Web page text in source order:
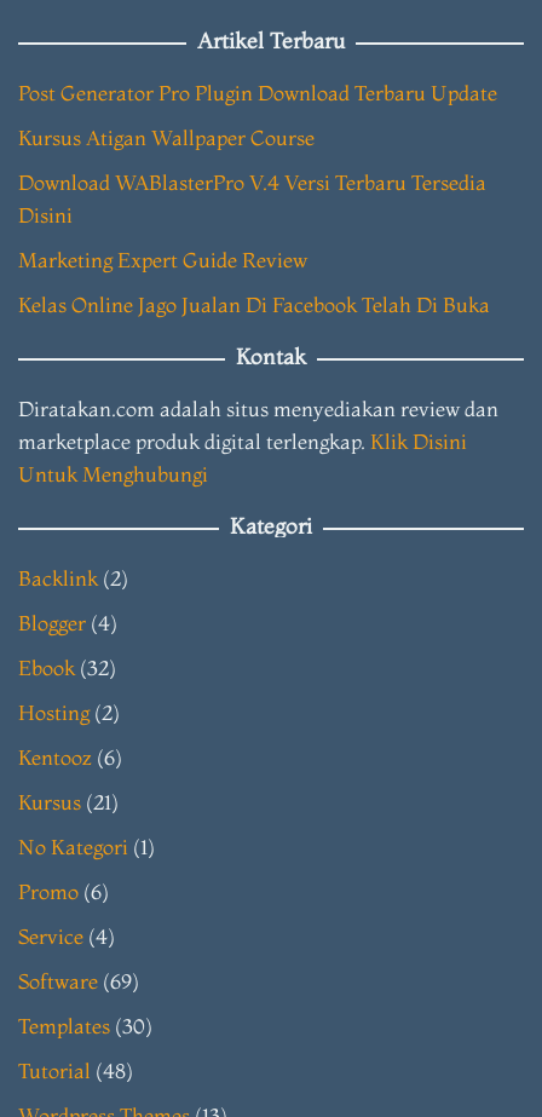
Artikel Terbaru
Post Generator Pro Plugin Download Terbaru Update
Kursus Atigan Wallpaper Course
Download WABlasterPro V.4 Versi Terbaru Tersedia
Disini
Marketing Expert Guide Review
Kelas Online Jago Jualan Di Facebook Telah Di Buka
Kontak
Diratakan.com adalah situs menyediakan review dan
marketplace produk digital terlengkap. Klik Disini
Untuk Menghubungi
Kategori
Backlink (2)
Blogger (4)
Ebook (32)
Hosting(2)
Kentooz (6)
Kursus (21)
No Kategori (1)
Promo (6)
Service (4)
Software (69)
Templates (30)
Tutorial (48)